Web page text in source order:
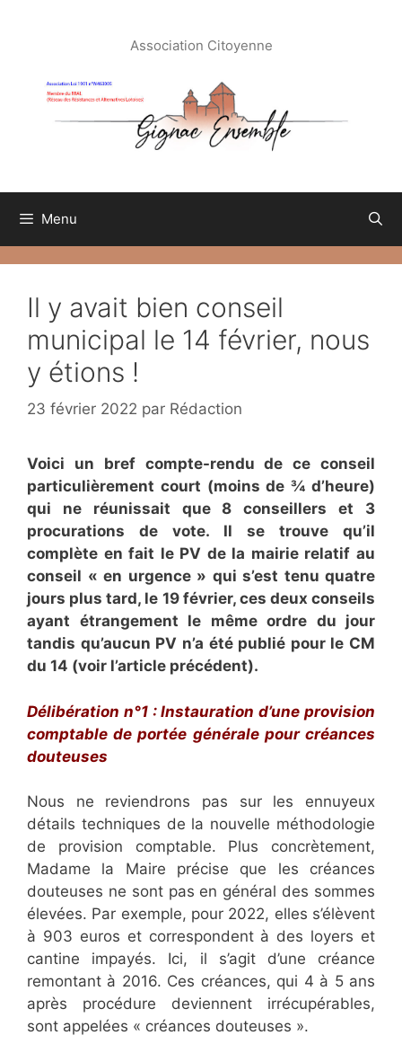
Association Citoyenne
Menu
Il y avait bien conseil
municipal le 14 février, nous
y étions !
23 février 2022 par Rédaction
Voici un bref compte-rendu de ce conseil
particulièrement court (moins de ¾ d’heure)
qui ne réunissait que 8 conseillers et 3
procurations de vote. Il se trouve qu’il
complète en fait le PV de la mairie relatif au
conseil « en urgence » qui s’est tenu quatre
jours plus tard, le 19 février, ces deux conseils
ayant étrangement le même ordre du jour
tandis qu’aucun PV n’a été publié pour le CM
du 14 (voir l’article précédent).
Délibération n°1 : Instauration d’une provision
comptable de portée générale pour créances
douteuses
Nous ne reviendrons pas sur les ennuyeux
détails techniques de la nouvelle méthodologie
de provision comptable. Plus concrètement,
Madame la Maire précise que les créances
douteuses ne sont pas en général des sommes
élevées. Par exemple, pour 2022, elles s’élèvent
à 903 euros et correspondent à des loyers et
cantine impayés. Ici, il s’agit d’une créance
remontant à 2016. Ces créances, qui 4 à 5 ans
après procédure deviennent irrécupérables,
sont appelées « créances douteuses ».